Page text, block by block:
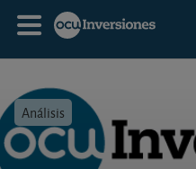
Análisis